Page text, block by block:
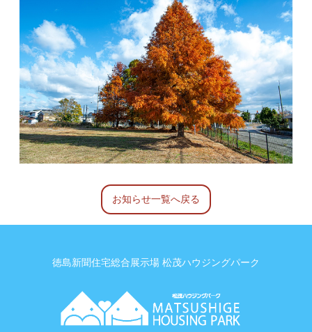
お知らせ一覧へ戻る
徳島新聞住宅総合展示場 松茂ハウジングパーク